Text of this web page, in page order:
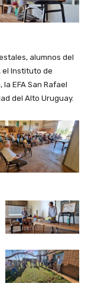
alumnos del
el Instituto de
EFA San Rafael
del Alto Uruguay.